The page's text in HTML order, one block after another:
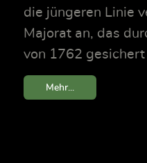
die jüngeren Linie
Majorat an, das
von 1762
Mehr...